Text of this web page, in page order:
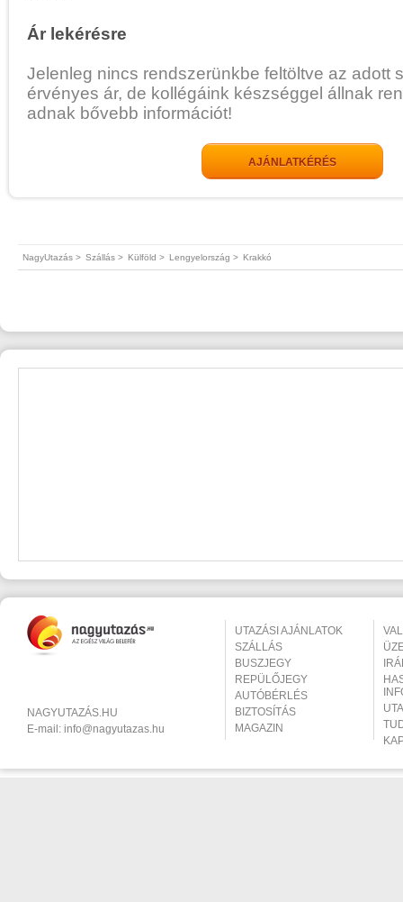
Ár lekérésre
Jelenleg nincs rendszerünkbe feltöltve az adott
érvényes ár, de kollégáink készséggel állnak
adnak bővebb információt!
AJÁNLATKÉRÉS
NagyUtazás > Szállás > Külföld > Lengyelország > Krakkó
NAGYUTAZÁS.HU
E-mail: info@nagyutazas.hu
UTAZÁSI AJÁNLATOK
SZÁLLÁS
BUSZJEGY
REPÜLŐJEGY
AUTÓBÉRLÉS
BIZTOSÍTÁS
MAGAZIN